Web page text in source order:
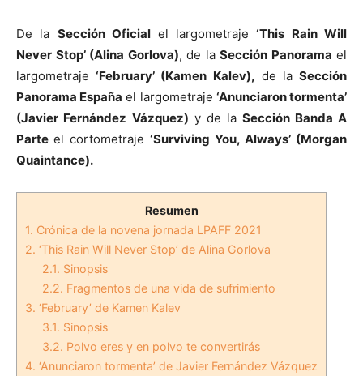
De la Sección Oficial el largometraje‘This Rain Will
Never Stop’ (Alina Gorlova), de la Sección Panorama el
largometraje‘February’ (Kamen Kalev), de laSección
Panorama España el largometraje ‘Anunciaron tormenta’
(Javier Fernández Vázquez) y de la Sección Banda A
Parteel cortometraje ‘Surviving You, Always’ (Morgan
Quaintance).
Resumen
1. Crónica de la novena jornada LPAFF 2021
2. ‘This Rain Will Never Stop’ de Alina Gorlova
2.1. Sinopsis
2.2. Fragmentos de una vida de sufrimiento
3. ‘February’ de Kamen Kalev
3.1. Sinopsis
3.2. Polvo eres y en polvo te convertirás
4. ‘Anunciaron tormenta’ de Javier Fernández Vázquez